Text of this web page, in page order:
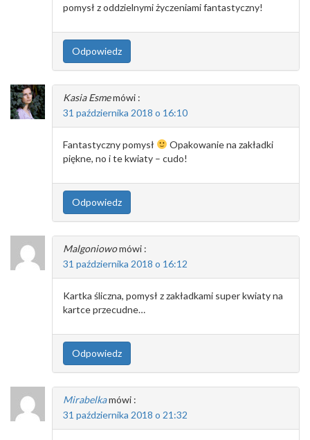
pomysł z oddzielnymi życzeniami fantastyczny!
Odpowiedz
Kasia Esmemówi :
31 października 2018 o 16:10
Fantastyczny pomysł
Opakowanie na zakładki
piękne, no i te kwiaty – cudo!
Odpowiedz
Malgoniowomówi :
31 października 2018 o 16:12
Kartka śliczna, pomysł z zakładkami super kwiaty na
kartce przecudne…
Odpowiedz
Mirabelkamówi :
31 października 2018 o 21:32